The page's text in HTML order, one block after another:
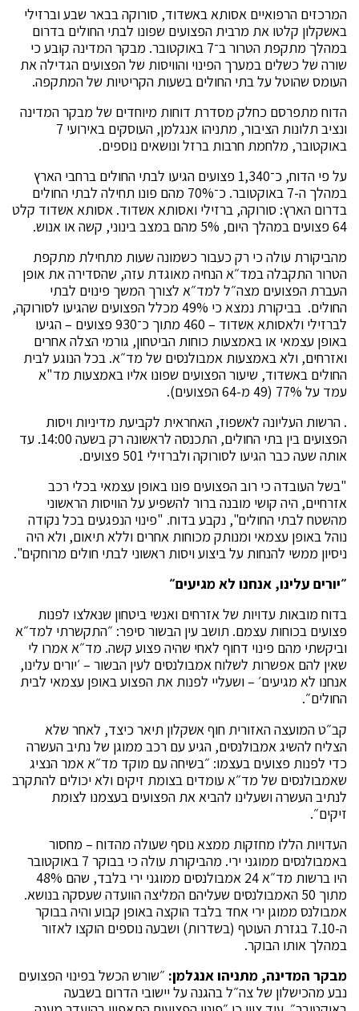
המרכזים הרפואיים אסותא באשדוד, סורוקה בבאר שבע וברזילי
באשקלון קלטו את מרבית הפצועים שפונו לבתי החולים בדרום
במהלך מתקפת הטרור ב־7 באוקטובר. מבקר המדינה קובע כי
שורה של כשלים במערך הפינוי והוויסות של הפצועים הגדילה את
העומס שהוטל על בתי החולים בשעות הקריטיות של המתקפה.
הדוח מתפרסם כחלק מסדרת דוחות מיוחדים של מבקר המדינה
ונציב תלונות הציבור, מתניהו אנגלמן, העוסקים באירועי 7
באוקטובר, מלחמת חרבות ברזל ונושאים נוספים.
על פי הדוח, כ־1,340 פצועים הגיעו לבתי החולים ברחבי הארץ
במהלך ה-7 באוקטובר. כ־70% מהם פונו תחילה לבתי החולים
בדרום הארץ: סורוקה, ברזילי ואסותא אשדוד. אסותא אשדוד קלט
64 פצועים במהלך היום, 5% מהם במצב בינוני, קשה או אנוש.
מהביקורת עולה כי רק כעבור כשמונה שעות מתחילת מתקפת
הטרור התקבלה במד״א הנחיה מאוגדת עזה, שהסדירה את אופן
העברת הפצועים מצה״ל למד״א לצורך המשך פינוים לבתי
החולים. בביקורת נמצא כי 49% מכלל הפצועים שהגיעו לסורוקה,
לברזילי ולאסותא אשדוד – 460 מתוך כ־930 פצועים – הגיעו
באופן עצמאי או באמצעות כוחות הביטחון, גורמי הצלה אחרים
ואזרחים, ולא באמצעות אמבולנסים של מד״א. בכל הנוגע לבית
החולים באשדוד, שיעור הפצועים שפונו אליו באמצעות מד"א
עמד על 77% (49 מ-64 הפצועים).
. הרשות העליונה לאשפוז, האחראית לקביעת מדיניות ויסות
הפצועים בין בתי החולים, התכנסה לראשונה רק בשעה 14:00. עד
אותה שעה כבר הגיעו לסורוקה ולברזילי 501 פצועים.
"בשל העובדה כי רוב הפצועים פונו באופן עצמאי בכלי רכב
אזרחיים, היה קושי מובנה ברור להשפיע על הוויסות הראשוני
מהשטח לבתי החולים", נקבע בדוח. "פינוי הנפגעים בכל נקודה
נוהל באופן עצמאי ומנותק מכוחות אחרים וללא תיאום, ולא היה
ניסיון ממשי להנחות על ביצוע ויסות ראשוני לבתי חולים מרוחקים".
״יורים עלינו, אנחנו לא מגיעים״
בדוח מובאות עדויות של אזרחים ואנשי ביטחון שנאלצו לפנות
פצועים בכוחות עצמם. תושב עין הבשור סיפר: ״התקשרתי למד״א
וביקשתי מהם פינוי דחוף לאחי שהיה פצוע קשה. מד״א אמרו לי
שאין להם אפשרות לשלוח אמבולנסים לעין הבשור – ׳יורים עלינו,
אנחנו לא מגיעים׳ – ושעליי לפנות את הפצוע באופן עצמאי לבית
החולים״.
קב״ט המועצה האזורית חוף אשקלון תיאר כיצד, לאחר שלא
הצליח להשיג אמבולנסים, הגיע עם רכב ממוגן של נתיב העשרה
כדי לפנות פצועים בעצמו: ״בשיחה עם מוקד מד״א אמר הנציג
שאמבולנסים של מד״א עומדים בצומת זיקים ולא יכולים להתקרב
לנתיב העשרה ושעלינו להביא את הפצועים בעצמנו לצומת
זיקים״.
העדויות הללו מחזקות ממצא נוסף שעולה מהדוח – מחסור
באמבולנסים ממוגני ירי. מהביקורת עולה כי בבוקר 7 באוקטובר
היו ברשות מד״א 24 אמבולנסים ממוגני ירי בלבד, שהם 48%
מתוך 50 האמבולנסים שעליהם המליצה הוועדה שעסקה בנושא.
אמבולנס ממוגן ירי אחד בלבד הוקצה באופן קבוע והיה בבוקר
ה-7.10 בגזרת העוטף (בשדרות) ושבעה נוספים הוקצו לאזור
במהלך אותו הבוקר.
מבקר המדינה, מתניהו אנגלמן:״שורש הכשל בפינוי הפצועים
נבע מהכישלון של צה״ל בהגנה על יישובי הדרום בשבעה